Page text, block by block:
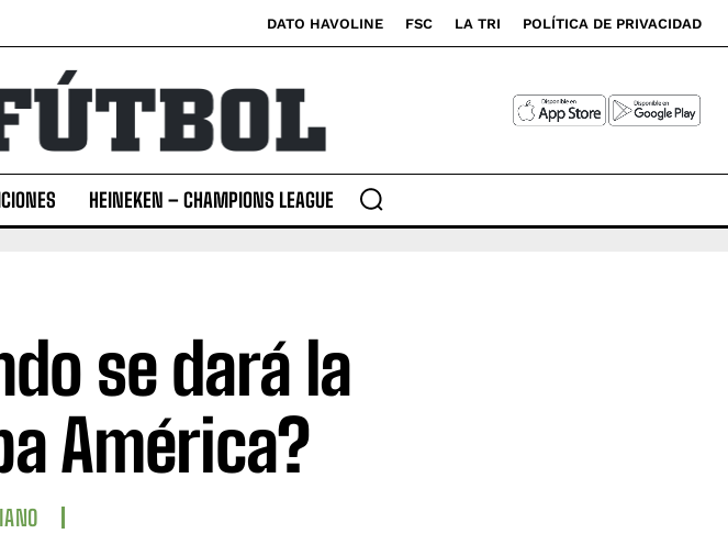
DATO HAVOLINE FSC LA TRI POLÍTICA DE PRIVACIDAD
HEINEKEN – CHAMPIONS LEAGUE
se dará la
América?